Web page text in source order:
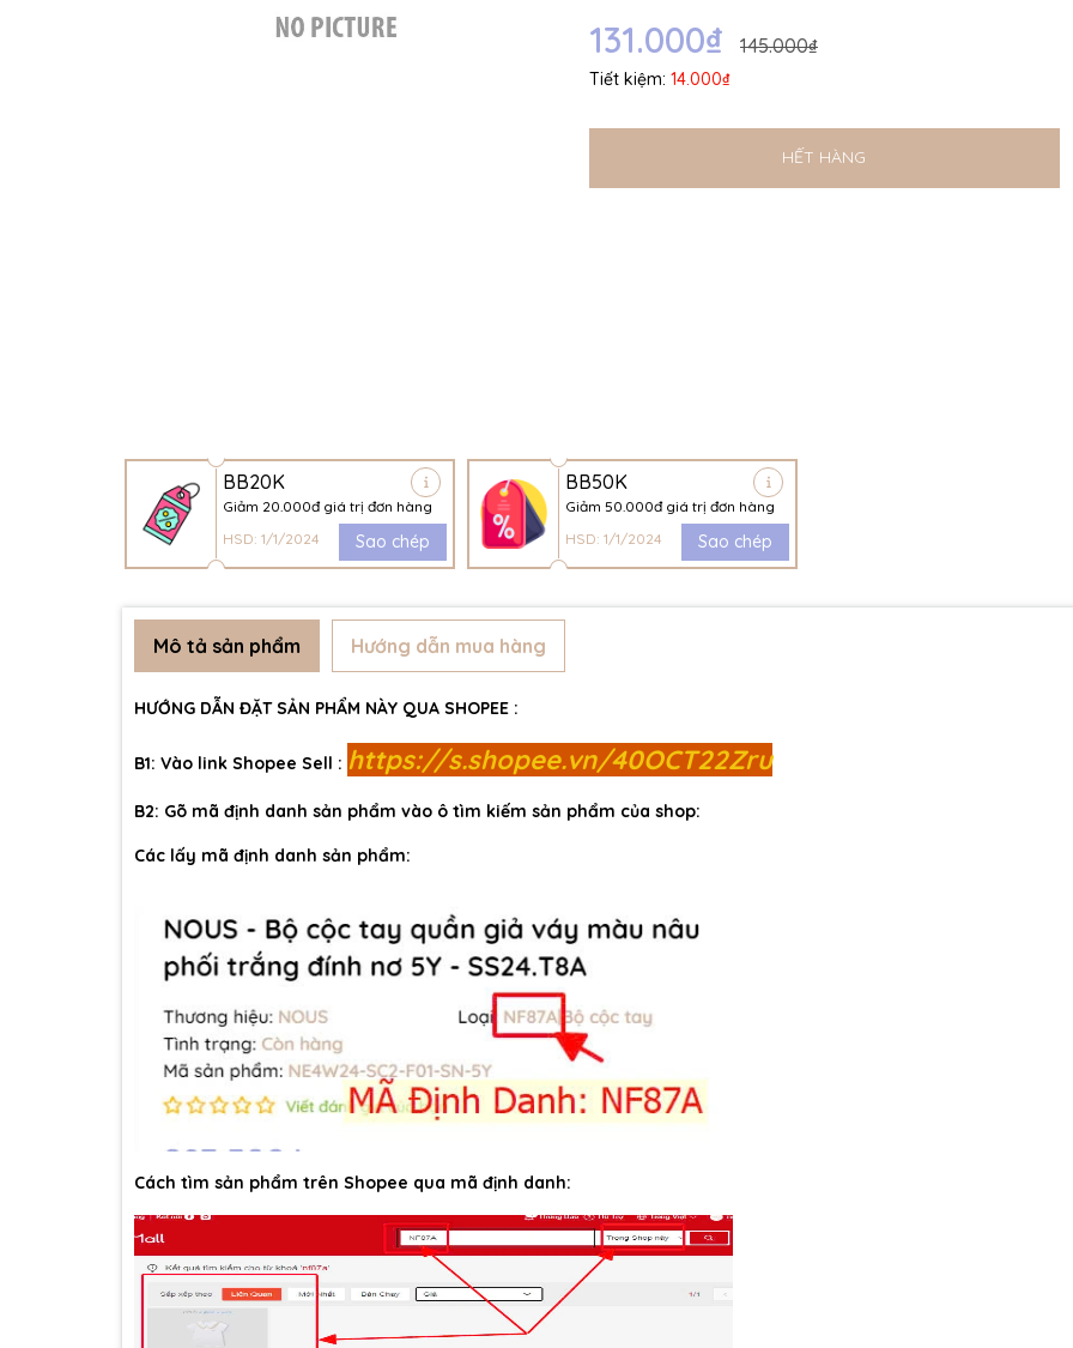
131.000₫ 145.000₫
Tiết kiệm: 14.000₫
HẾT HÀNG
BB20K
Giảm 20.000đ giá trị đơn hàng
HSD: 1/1/2024
Sao chép
BB50K
Giảm 50.000đ giá trị đơn hàng
HSD: 1/1/2024
Sao chép
Điều kiện:
Mô tả sản phẩm Hướng dẫn mua hàng
HƯỚNG DẪN ĐẶT SẢN PHẨM NÀY QUA SHOPEE :
B1: Vào link Shopee Sell : https://s.shopee.vn/40OCT22Zru
B2: Gõ mã định danh sản phẩm vào ô tìm kiếm sản phẩm của shop:
Các lấy mã định danh sản phẩm:
Cách tìm sản phẩm trên Shopee qua mã định danh: